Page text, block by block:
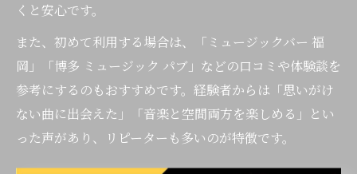
くと安心です。
また、初めて利用する場合は、「ミュージックバー 福
岡」「博多 ミュージック パブ」などの口コミや体験談を
参考にするのもおすすめです。経験者からは「思いがけ
ない曲に出会えた」「音楽と空間両方を楽しめる」とい
った声があり、リピーターも多いのが特徴です。